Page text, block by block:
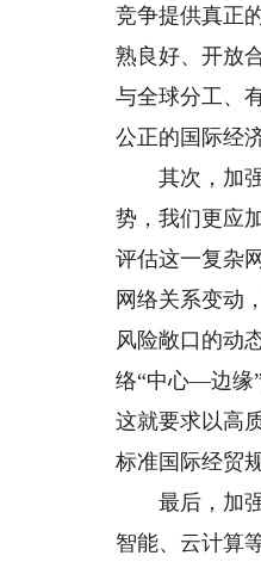
竞争提供真正
熟良好、开放
与全球分工、
公正的国际经
其次，加强
势，我们更应
评估这一复杂
网络关系变动
风险敞口的动
络“中心—边缘
这就要求以高
标准国际经贸
最后，加强
智能、云计算